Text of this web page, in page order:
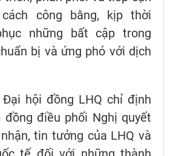
công bằng, kịp thời
những bất cập trong
bị và ứng phó với dịch
hội đồng LHQ chỉ định
điều phối Nghị quyết
tin tưởng của LHQ và